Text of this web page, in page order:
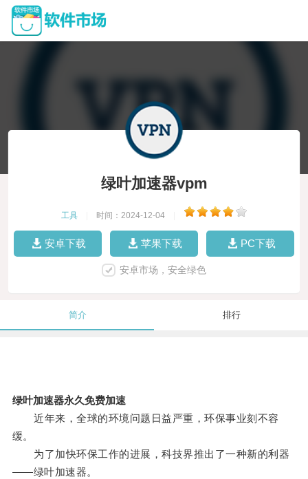
绿叶加速器vpm
工具 时间：2024-12-04
安卓下载 苹果下载 PC下载
安卓市场，安全绿色
简介 排行
绿叶加速器永久免费加速
近年来，全球的环境问题日益严重，环保事业刻不容
缓。
为了加快环保工作的进展，科技界推出了一种新的利器
——绿叶加速器。